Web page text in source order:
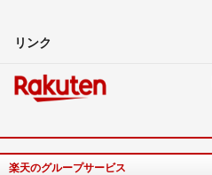
リンク
楽天のグループサービス